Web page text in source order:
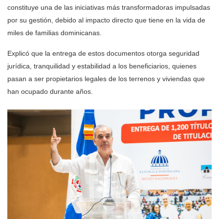
constituye una de las iniciativas más transformadoras impulsadas
por su gestión, debido al impacto directo que tiene en la vida de
miles de familias dominicanas.
Explicó que la entrega de estos documentos otorga seguridad
jurídica, tranquilidad y estabilidad a los beneficiarios, quienes
pasan a ser propietarios legales de los terrenos y viviendas que
han ocupado durante años.